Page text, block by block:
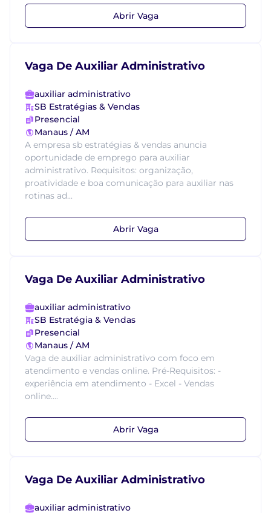
Abrir Vaga
Vaga De Auxiliar Administrativo
auxiliar administrativo
SB Estratégias & Vendas
Presencial
Manaus / AM
A empresa sb estratégias & vendas anuncia
oportunidade de emprego para auxiliar
administrativo. Requisitos: organização,
proatividade e boa comunicação para auxiliar nas
rotinas ad...
Abrir Vaga
Vaga De Auxiliar Administrativo
auxiliar administrativo
SB Estratégia & Vendas
Presencial
Manaus / AM
Vaga de auxiliar administrativo com foco em
atendimento e vendas online. Pré-Requisitos: -
experiência em atendimento - Excel - Vendas
online....
Abrir Vaga
Vaga De Auxiliar Administrativo
auxiliar administrativo